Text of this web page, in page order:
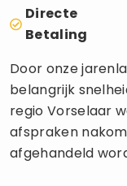
Directe
Betaling
Door onze
belangrijk
regio Vorselaar
afspraken
afgehandeld